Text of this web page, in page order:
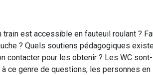
train est accessible en fauteuil roulant ?
? Quels soutiens pédagogiques
contacter pour les obtenir ? Les WC
ce genre de questions, les personnes